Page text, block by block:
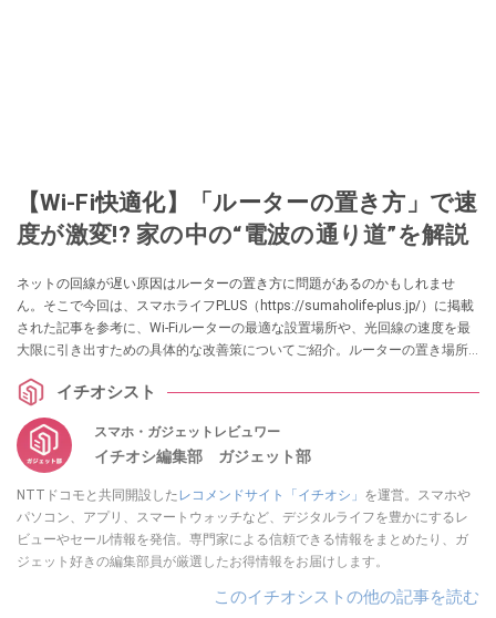
【Wi-Fi快適化】「ルーターの置き方」で速
度が激変!? 家の中の“電波の通り道”を解説
ネットの回線が遅い原因はルーターの置き方に問題があるのかもしれませ
ん。そこで今回は、スマホライフPLUS（https://sumaholife-plus.jp/）に掲載
された記事を参考に、Wi-Fiルーターの最適な設置場所や、光回線の速度を最
大限に引き出すための具体的な改善策についてご紹介。ルーターの置き場所
ヒントをまとめています。各項目の詳細はぜひ、スマホライフPLUSでご確認
ください。
イチオシスト
スマホ・ガジェットレビュワー
イチオシ編集部 ガジェット部
NTTドコモと共同開設した レコメンドサイト「イチオシ」 を運営。スマホや
パソコン、アプリ、スマートウォッチなど、デジタルライフを豊かにするレ
ビューやセール情報を発信。専門家による信頼できる情報をまとめたり、ガ
ジェット好きの編集部員が厳選したお得情報をお届けします。
このイチオシストの他の記事を読む